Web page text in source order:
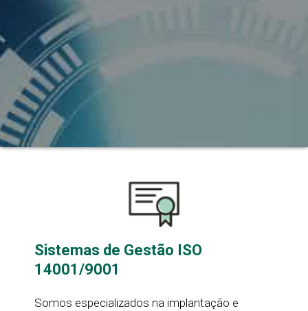
Sistemas de Gestão ISO
14001/9001
Somos especializados na implantação e